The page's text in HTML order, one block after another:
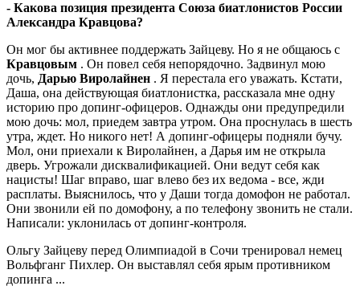
- Какова позиция президента Союза биатлонистов России
Александра Кравцова?
Он мог бы активнее поддержать Зайцеву. Но я не общаюсь с
Кравцовым . Он повел себя непорядочно. Задвинул мою
дочь, Дарью Виролайнен . Я перестала его уважать. Кстати,
Даша, она действующая биатлонистка, рассказала мне одну
историю про допинг-офицеров. Однажды они предупредили
мою дочь: мол, приедем завтра утром. Она проснулась в шесть
утра, ждет. Но никого нет! А допинг-офицеры подняли бучу.
Мол, они приехали к Виролайнен, а Дарья им не открыла
дверь. Угрожали дисквалификацией. Они ведут себя как
нацисты! Шаг вправо, шаг влево без их ведома - все, жди
расплаты. Выяснилось, что у Даши тогда домофон не работал.
Они звонили ей по домофону, а по телефону звонить не стали.
Написали: уклонилась от допинг-контроля.
Ольгу Зайцеву перед Олимпиадой в Сочи тренировал немец
Вольфганг Пихлер. Он выставлял себя ярым противником
допинга ...